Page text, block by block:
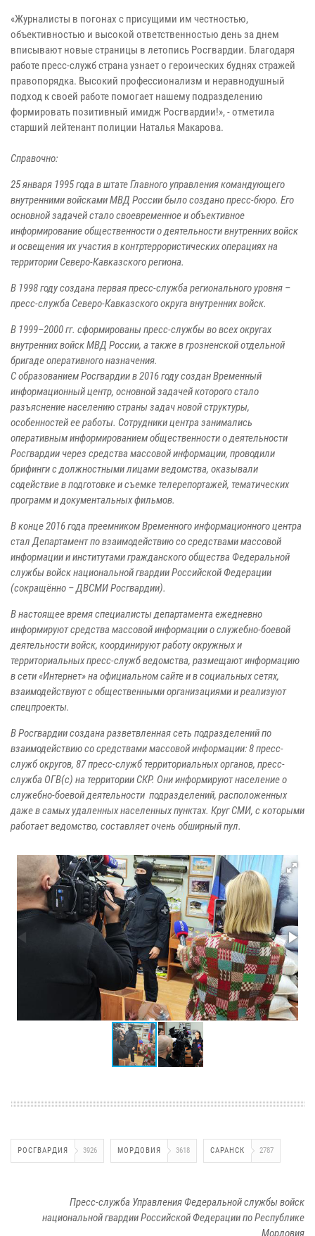
«Журналисты в погонах с присущими им честностью,
объективностью и высокой ответственностью день за днем
вписывают новые страницы в летопись Росгвардии. Благодаря
работе пресс-служб страна узнает о героических буднях стражей
правопорядка. Высокий профессионализм и неравнодушный
подход к своей работе помогает нашему подразделению
формировать позитивный имидж Росгвардии!», - отметила
старший лейтенант полиции Наталья Макарова.
Справочно:
25 января 1995 года в штате Главного управления командующего
внутренними войсками МВД России было создано пресс-бюро. Его
основной задачей стало своевременное и объективное
информирование общественности о деятельности внутренних войск
и освещения их участия в контртеррористических операциях на
территории Северо-Кавказского региона.
В 1998 году создана первая пресс-служба регионального уровня –
пресс-служба Северо-Кавказского округа внутренних войск.
В 1999–2000 гг. сформированы пресс-службы во всех округах
внутренних войск МВД России, а также в грозненской отдельной
бригаде оперативного назначения.
С образованием Росгвардии в 2016 году создан Временный
информационный центр, основной задачей которого стало
разъяснение населению страны задач новой структуры,
особенностей ее работы. Сотрудники центра занимались
оперативным информированием общественности о деятельности
Росгвардии через средства массовой информации, проводили
брифинги с должностными лицами ведомства, оказывали
содействие в подготовке и съемке телерепортажей, тематических
программ и документальных фильмов.
В конце 2016 года преемником Временного информационного центра
стал Департамент по взаимодействию со средствами массовой
информации и институтами гражданского общества Федеральной
службы войск национальной гвардии Российской Федерации
(сокращённо – ДВСМИ Росгвардии).
В настоящее время специалисты департамента ежедневно
информируют средства массовой информации о служебно-боевой
деятельности войск, координируют работу окружных и
территориальных пресс-служб ведомства, размещают информацию
в сети «Интернет» на официальном сайте и в социальных сетях,
взаимодействуют с общественными организациями и реализуют
спецпроекты.
В Росгвардии создана разветвленная сеть подразделений по
взаимодействию со средствами массовой информации: 8 пресс-
служб округов, 87 пресс-служб территориальных органов, пресс-
служба ОГВ(с) на территории СКР. Они информируют население о
служебно-боевой деятельности подразделений, расположенных
даже в самых удаленных населенных пунктах. Круг СМИ, с которыми
работает ведомство, составляет очень обширный пул.
РОСГВАРДИЯ 3926 МОРДОВИЯ 3618 САРАНСК 2787
Пресс-служба Управления Федеральной службы войск
национальной гвардии Российской Федерации по Республике
Мордовия